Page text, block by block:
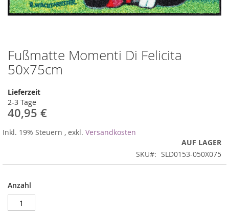
Fußmatte Momenti Di Felicita
50x75cm
Lieferzeit
2-3 Tage
40,95 €
Inkl. 19% Steuern , exkl. Versandkosten
AUF LAGER
SKU
SLD0153-050X075
Anzahl
Zum
Anfang
der
springen